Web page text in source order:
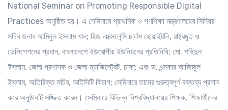
National Seminar on Promoting Responsible Digital
Practices অনুষ্ঠিত হয়। এ সেমিনারে প্রাথমিক ও গণশিক্ষা মন্ত্রণালয়ের সিনিয়র
সচিব জনাব আমিনুল ইসলাম খান; হিজ এক্সেলেন্সি চার্লস হোয়াইটলি, রাষ্ট্রদূত ও
ডেলিগেশনের প্রধান, বাংলাদেশে ইউরোপীয় ইউনিয়নের প্রতিনিধি; মো. শহিদুল
ইসলাম, জেলা প্রশাসক ও জেলা ম্যাজিস্ট্রেট, ঢাকা; এবং ড. খন্দকার আজিজুল
ইসলাম, অতিরিক্ত সচিব, আইসিটি বিভাগ; সেমিনারে তাদের গুরুত্বপূর্ণ বক্তব্য প্রদান
করে অনুষ্ঠানটি সজ্জিত করেন। সেমিনারে বিভিন্ন বিশ্ববিদ্যালয়ের শিক্ষক, শিক্ষার্থীদের